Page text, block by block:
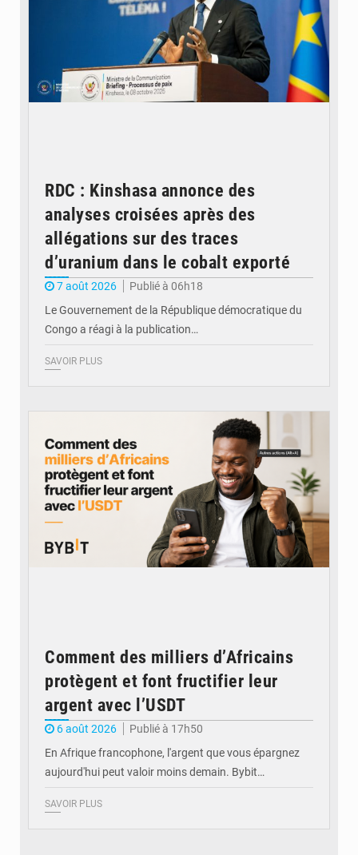
RDC : Kinshasa annonce des
analyses croisées après des
allégations sur des traces
d’uranium dans le cobalt exporté
7 août 2026
Publié à 06h18
Le Gouvernement de la République démocratique du
Congo a réagi à la publication…
SAVOIR PLUS
Comment des milliers d’Africains
protègent et font fructifier leur
argent avec l’USDT
6 août 2026
Publié à 17h50
En Afrique francophone, l'argent que vous épargnez
aujourd'hui peut valoir moins demain. Bybit…
SAVOIR PLUS